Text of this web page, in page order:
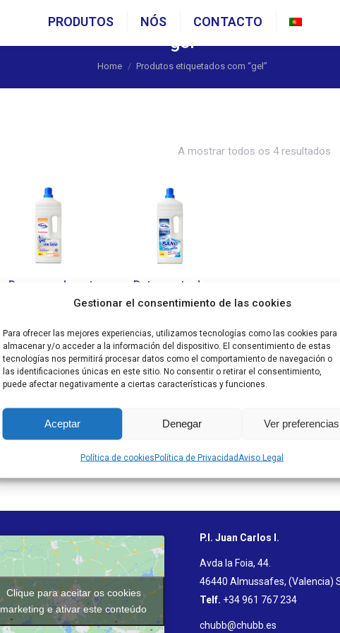
Gestionar el consentimiento de las cookies
Para ofrecer las mejores experiencias, utilizamos tecnologías como las cookies para
almacenar y/o acceder a la información del dispositivo. El consentimiento de estas
tecnologías nos permitirá procesar datos como el comportamiento de navegación o
las identificaciones únicas en este sitio. No consentir o retirar el consentimiento,
puede afectar negativamente a ciertas características y funciones.
Aceptar Denegar Ver preferencias
Política de cookiesPolítica de Privacidad Aviso Legal
PRODUTOS NÓS CONTACTO
gel
You are here:
Home Produtos etiquetados com “gel”
A mostrar todos os 4 resultados
Desengordurante
Gel Lixívia
Detergente de
Limpeza de
Banho Gel
Clique para aceitar os cookies
marketing e ativar este conteúdo
P.I. Juan Carlos I.
Avda la Foia, 44.
46440 Almussafes, (Valencia)
Telf. +34 961 767 234
chubb@chubb.es